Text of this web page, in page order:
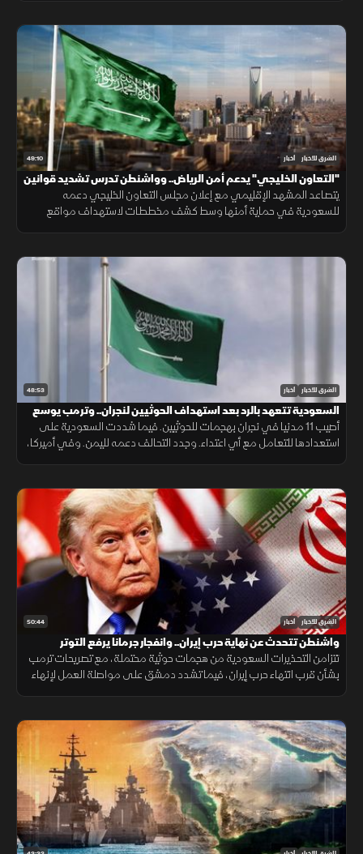
49:10 الشرق للأخبار أخبار
"التعاون الخليجي" يدعم أمن الرياض.. وواشنطن تدرس تشديد قوانين
الهجرة
يتصاعد المشهد الإقليمي مع إعلان مجلس التعاون الخليجي دعمه
للسعودية في حماية أمنها وسط كشف مخططات لاستهداف مواقع
48:53 الشرق للأخبار أخبار
السعودية تتعهد بالرد بعد استهداف الحوثيين لنجران.. وترمب يوسع
قيود الجنسيةأصيب 11 مدنيا في نجران بهجمات للحوثيين. فيما شددت السعودية على
استعدادها للتعامل مع أي اعتداء. وجدد التحالف دعمه لليمن. وفي أميركا،
50:44 الشرق للأخبار أخبار
واشنطن تتحدث عن نهاية حرب إيران.. وانفجار جرمانا يرفع التوتر
تتزامن التحذيرات السعودية من هجمات حوثية محتملة، مع تصريحات ترمب
بشأن قرب انتهاء حرب إيران، فيما تشدد دمشق على مواصلة العمل لإنهاء